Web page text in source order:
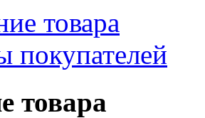
товара
покупателей
товара